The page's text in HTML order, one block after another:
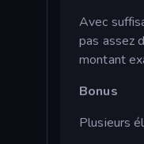
Avec
pas assez
montant
Bonus
Plusieurs